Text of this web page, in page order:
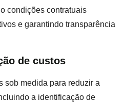
condições contratuais
e garantindo transparência
de custos
sob medida para reduzir a
a identificação de